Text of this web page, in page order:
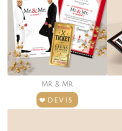
Mr & Mr
DEVIS